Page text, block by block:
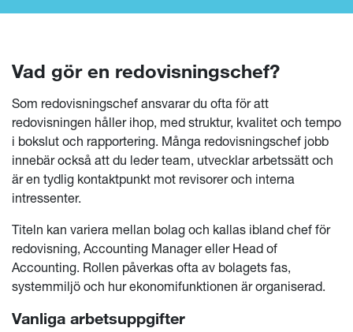
Vad gör en redovisningschef?
Som redovisningschef ansvarar du ofta för att
redovisningen håller ihop, med struktur, kvalitet och tempo
i bokslut och rapportering. Många redovisningschef jobb
innebär också att du leder team, utvecklar arbetssätt och
är en tydlig kontaktpunkt mot revisorer och interna
intressenter.
Titeln kan variera mellan bolag och kallas ibland chef för
redovisning, Accounting Manager eller Head of
Accounting. Rollen påverkas ofta av bolagets fas,
systemmiljö och hur ekonomifunktionen är organiserad.
Vanliga arbetsuppgifter